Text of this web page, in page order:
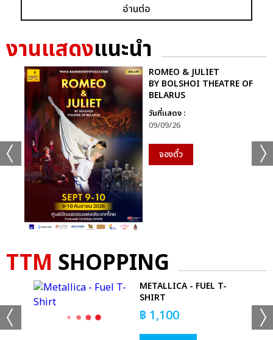
อ่านต่อ
งานแสดงแนะนำ
ROMEO & JULIET
BY BOLSHOI THEATRE OF
BELARUS
วันที่แสดง :
09/09/26
จองตั๋ว
TTM SHOPPING
METALLICA - FUEL T-
SHIRT
฿ 1,100